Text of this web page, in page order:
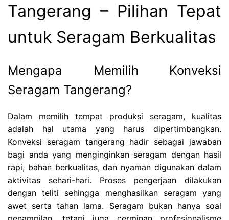
Tangerang – Pilihan Tepat
untuk Seragam Berkualitas
Mengapa Memilih Konveksi
Seragam Tangerang?
Dalam memilih tempat produksi seragam, kualitas
adalah hal utama yang harus dipertimbangkan.
Konveksi seragam tangerang hadir sebagai jawaban
bagi anda yang menginginkan seragam dengan hasil
rapi, bahan berkualitas, dan nyaman digunakan dalam
aktivitas sehari-hari. Proses pengerjaan dilakukan
dengan teliti sehingga menghasilkan seragam yang
awet serta tahan lama. Seragam bukan hanya soal